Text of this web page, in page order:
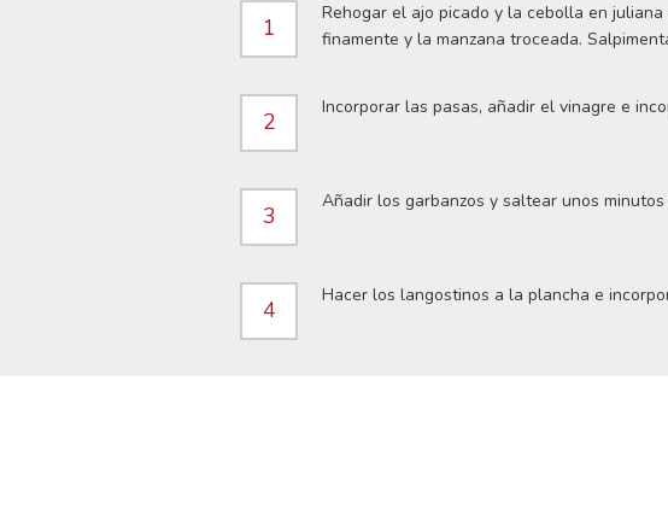
1
Rehogar el ajo picado y la cebolla en
finamente y la manzana troceada.
2
Incorporar las pasas, añadir el vinagre e
3
Añadir los garbanzos y saltear unos minutos
4
Hacer los langostinos a la plancha e